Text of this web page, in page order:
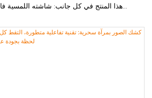
هذا المنتج في كل جانب: شاشته اللمسية
بين أوضاع التصوير، ومعاينة الصور النهائية في
الفعلي، واتباع الإرشادات التفاعلية الظاهرة